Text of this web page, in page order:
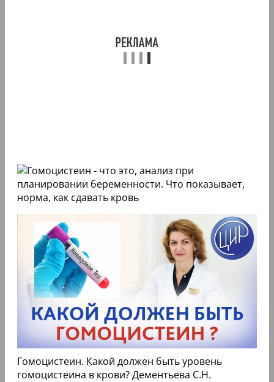
Гомоцистеин. Какой должен быть уровень
гомоцистеина в крови? Дементьева С.Н.